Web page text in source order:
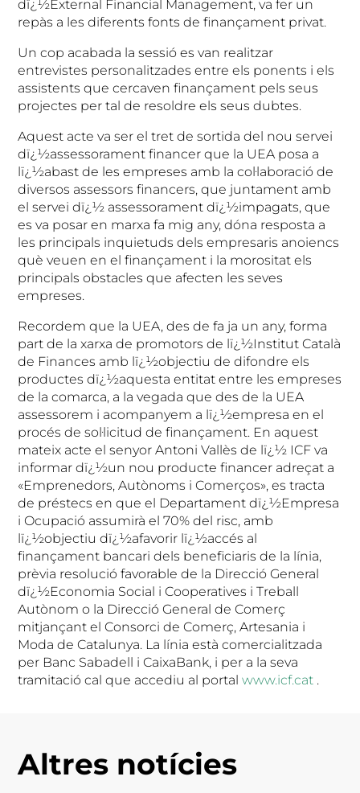
dï¿½External Financial Management, va fer un
repàs a les diferents fonts de finançament privat.
Un cop acabada la sessió es van realitzar
entrevistes personalitzades entre els ponents i els
assistents que cercaven finançament pels seus
projectes per tal de resoldre els seus dubtes.
Aquest acte va ser el tret de sortida del nou servei
dï¿½assessorament financer que la UEA posa a
lï¿½abast de les empreses amb la col·laboració de
diversos assessors financers, que juntament amb
el servei dï¿½ assessorament dï¿½impagats, que
es va posar en marxa fa mig any, dóna resposta a
les principals inquietuds dels empresaris anoiencs
què veuen en el finançament i la morositat els
principals obstacles que afecten les seves
empreses.
Recordem que la UEA, des de fa ja un any, forma
part de la xarxa de promotors de lï¿½Institut Català
de Finances amb lï¿½objectiu de difondre els
productes dï¿½aquesta entitat entre les empreses
de la comarca, a la vegada que des de la UEA
assessorem i acompanyem a lï¿½empresa en el
procés de sol·licitud de finançament. En aquest
mateix acte el senyor Antoni Vallès de lï¿½ ICF va
informar dï¿½un nou producte financer adreçat a
«Emprenedors, Autònoms i Comerços», es tracta
de préstecs en que el Departament dï¿½Empresa
i Ocupació assumirà el 70% del risc, amb
lï¿½objectiu dï¿½afavorir lï¿½accés al
finançament bancari dels beneficiaris de la línia,
prèvia resolució favorable de la Direcció General
dï¿½Economia Social i Cooperatives i Treball
Autònom o la Direcció General de Comerç
mitjançant el Consorci de Comerç, Artesania i
Moda de Catalunya. La línia està comercialitzada
per Banc Sabadell i CaixaBank, i per a la seva
tramitació cal que accediu al portalwww.icf.cat .
Altres notícies